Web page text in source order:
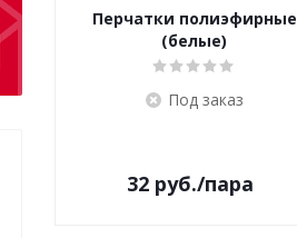
Перчатки полиэфирные
(белые)
Под заказ
32 руб./пара